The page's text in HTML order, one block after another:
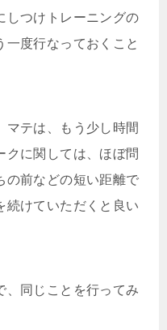
しつけトレーニングの
一度行なっておくこと
マテは、もう少し時間
クに関しては、ほぼ問
の前などの短い距離で
続けていただくと良い
、同じことを行ってみ